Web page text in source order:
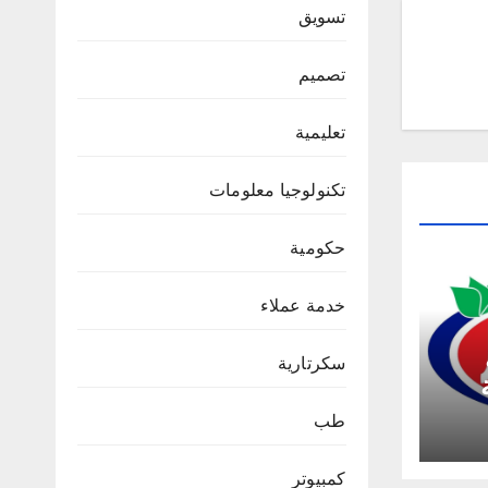
تسويق
تصميم
تعليمية
تكنولوجيا معلومات
حكومية
خدمة عملاء
سكرتارية
طب
كمبيوتر